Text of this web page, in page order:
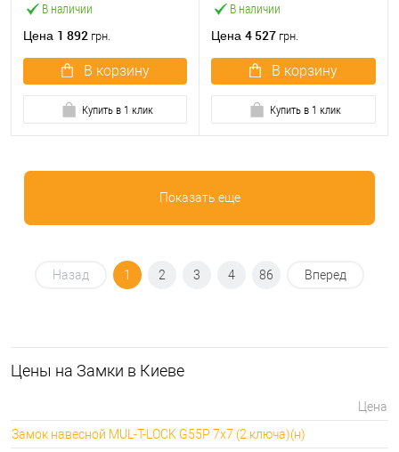
В наличии
Цена 1 892 грн.
В корзину
Купить в 1 клик
В наличии
Цена 4 527 грн.
В корзину
Купить в 1 клик
Показать еще
Назад 1 2 3 4 86 Вперед
Цeны на Замки в Киеве
Цена
Замок навесной MUL-T-LOCK G55P 7x7 (2 ключа)(н)